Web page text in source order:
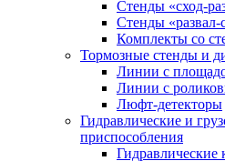
Стенды «сход-
Стенды
Комплекты со
Тормозные стенды и
Линии с
Линии с
Люфт-детекторы
Гидравлические и
приспособления
Гидравлические